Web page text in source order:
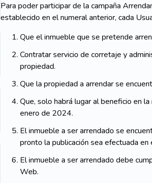
Para poder participar de la campaña
establecido en el numeral anterior, cada
Que el inmueble que se pretende
Contratar servicio de corretaje y
propiedad.
Que la propiedad a arrendar se
Que, solo habrá lugar al beneficio en
enero de 2024.
El inmueble a ser arrendado se
pronto la publicación sea efectuada
El inmueble a ser arrendado debe
Web.